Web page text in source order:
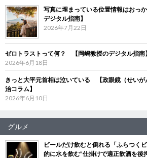
写真に埋まっている位置情報はおっ
デジタル指南】
2026年7月22日
ゼロトラストって何？ 【岡嶋教授のデジタル指南】
2026年6月18日
きっと大平元首相は泣いている 【政眼鏡（せいが
治コラム】
2026年6月10日
グルメ
ビールだけ飲むと倒れる「ふらつく
的に水を飲む”仕掛けで適正飲酒を後